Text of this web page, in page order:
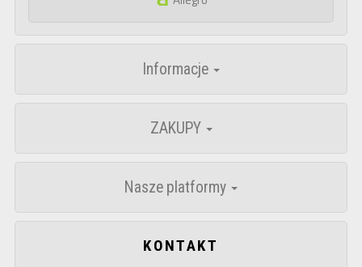
Informacje
ZAKUPY
Nasze platformy
KONTAKT